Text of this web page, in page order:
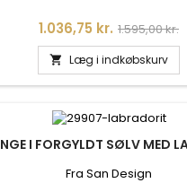
Pris
1.036,75 kr. Normalpris
1.595,00 kr.
 Læg i indkøbskurv
I FORGYLDT SØLV MED
Fra San Design